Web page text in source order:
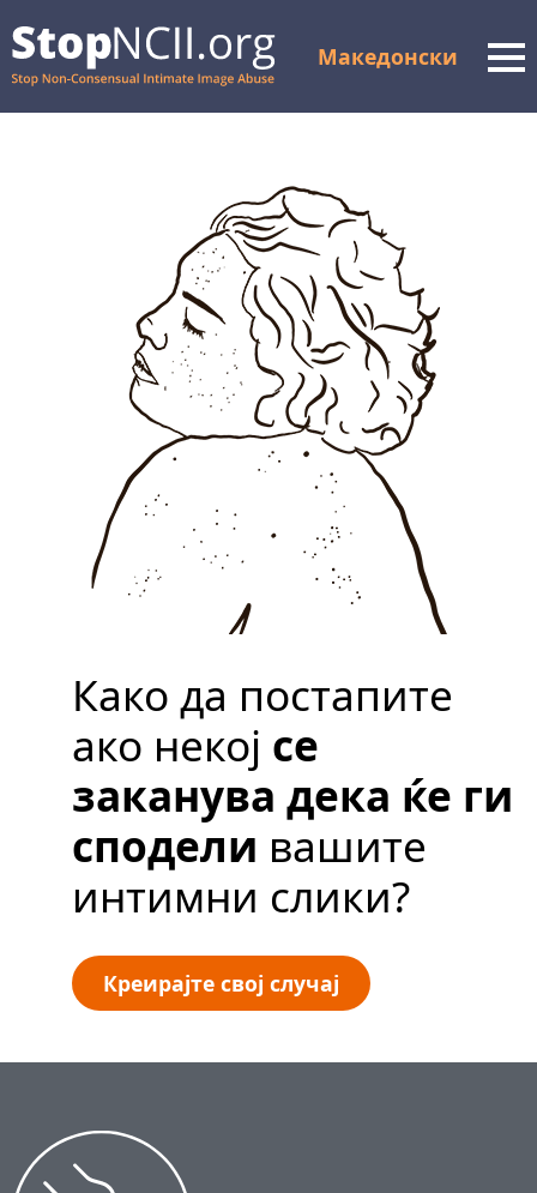
Македонски
Ресурси и поддршка
Како функционира
Креирајте свој
случај
Како да постапите
ако некој се
заканува дека ќе ги
сподели вашите
интимни слики?
Креирајте свој случај